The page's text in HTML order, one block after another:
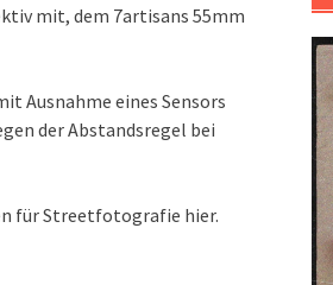
mit, dem 7artisans 55mm
Ausnahme eines Sensors
der Abstandsregel bei
für Streetfotografie hier.